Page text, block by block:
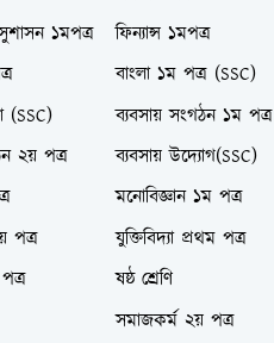
১মপত্র
ফিন্যান্স ১মপত্র
বাংলা ১ম পত্র (SSC)
(SSC)
ব্যবসায় সংগঠন ১ম পত্র
২য় পত্র
ব্যবসায় উদ্যোগ(SSC)
মনোবিজ্ঞান ১ম পত্র
পত্র
যুক্তিবিদ্যা প্রথম পত্র
ষষ্ঠ শ্রেণি
সমাজকর্ম ২য় পত্র